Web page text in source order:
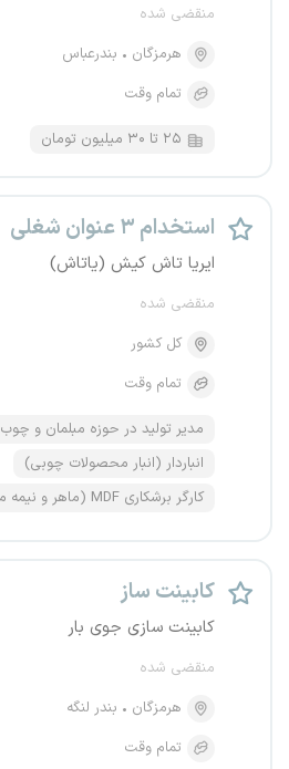
منقضی شده
هرمزگان
بندرعباس
تمام وقت
۲۵ تا ۳۰ میلیون تومان
استخدام ۳ عنوان شغلی
ایریا تاش کیش (یاتاش)
منقضی شده
کل کشور
تمام وقت
مدیر تولید در حوزه مبلمان و چوب
انباردار (انبار محصولات چوبی)
کارگر برشکاری MDF (ماهر و نیمه ماهر)
کابینت ساز
کابینت سازی جوی بار
منقضی شده
هرمزگان
بندر لنگه
تمام وقت